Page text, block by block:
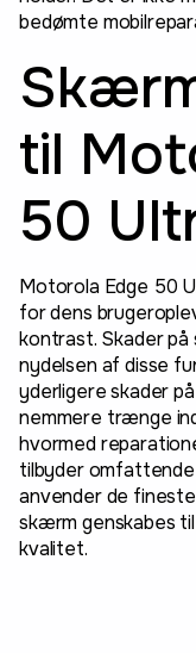
bedømte
til
50
Motorola Edge 50
for dens
kontrast. Skader
nydelsen af disse
yderligere skader
nemmere trænge
hvormed
tilbyder
anvender de
skærm genskabes
kvalitet.